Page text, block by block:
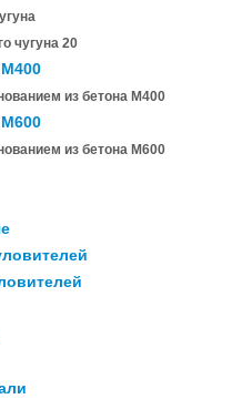
чугуна 20
из бетона М400
из бетона М600